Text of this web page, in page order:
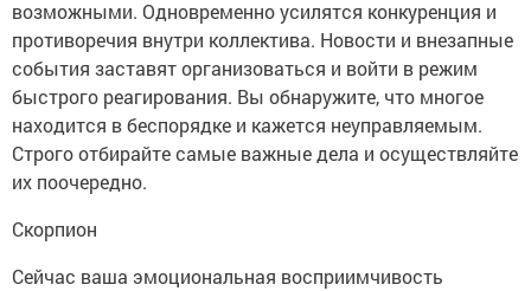
возможными. Одновременно усилятся конкуренция и
противоречия внутри коллектива. Новости и внезапные
события заставят организоваться и войти в режим
быстрого реагирования. Вы обнаружите, что многое
находится в беспорядке и кажется неуправляемым.
Строго отбирайте самые важные дела и осуществляйте
их поочередно.
Скорпион
Сейчас ваша эмоциональная восприимчивость